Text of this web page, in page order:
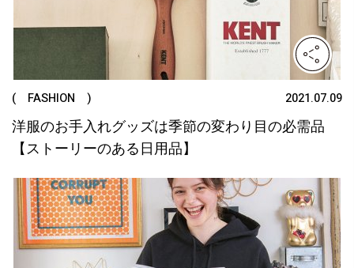
( FASHION ) 2021.07.09
洋服のお手入れグッズは季節の変わり目の必需品
【ストーリーのある日用品】